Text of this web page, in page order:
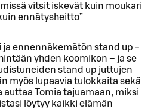
vitsit iskevät kuin moukari
ennätysheitto”
ja ennennäkemätön stand up -
yhden koomikon – ja se
stand up juttujen
myös lupaavia tulokkaita sekä
auttaa Tomia tajuamaan, miksi
löytyy kaikki elämän